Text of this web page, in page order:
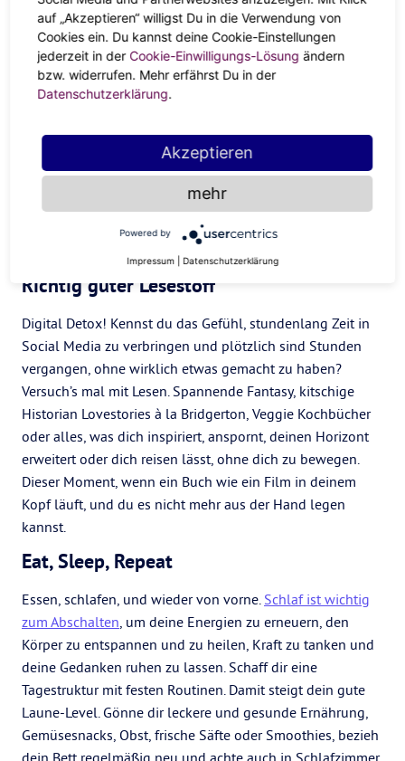
Dieses Gefühl, wenn jemand für dich da ist. Gib es weiter!
Vielleicht hast du Lust auf Volunteering in der
Suppenküche, der Kleiderkammer oder dem Kältebus zu
helfen, in deiner Familie jemandem mehr Zeit zu geben,
zu übernehmen, jemandem vorzulesen oder beim
Spazierengehen zu begleiten oder einfach nur zuzuhören?
In vielen Geschäften kann man besonders jetzt
Lebensmittel oder Hygieneprodukte, Spenden bei den
Tafeln oder bei Initiativen in der Nachbarschaft abgeben.
Helfen macht glücklich. Probier’s aus!
Richtig guter Lesestoff
Digital Detox! Kennst du das Gefühl, stundenlang Zeit in
Social Media zu verbringen und plötzlich sind Stunden
vergangen, ohne wirklich etwas gemacht zu haben?
Versuch’s mal mit Lesen. Spannende Fantasy, kitschige
Historian Lovestories à la Bridgerton, Veggie Kochbücher
oder alles, was dich inspiriert, anspornt, deinen Horizont
erweitert oder dich reisen lässt, ohne dich zu bewegen.
Dieser Moment, wenn ein Buch wie ein Film in deinem
Kopf läuft, und du es nicht mehr aus der Hand legen
kannst.
Eat, Sleep, Repeat
Essen, schlafen, und wieder von vorne. Schlaf ist wichtig
zum Abschalten, um deine Energien zu erneuern, den
Körper zu entspannen und zu heilen, Kraft zu tanken und
deine Gedanken ruhen zu lassen. Schaff dir eine
Tagestruktur mit festen Routinen. Damit steigt dein gute
Laune-Level. Gönne dir leckere und gesunde Ernährung,
Gemüsesnacks, Obst, frische Säfte oder Smoothies, bezieh
dein Bett regelmäßig neu und achte auch in Schlafzimmer
auf „Akzeptieren“ willigst Du in die Verwendung von
Cookies ein. Du kannst deine Cookie-Einstellungen
jederzeit in der Cookie-Einwilligungs-Lösung ändern
bzw. widerrufen. Mehr erfährst Du in der
Datenschutzerklärung.
Akzeptieren
mehr
Powered by
Impressum Datenschutzerklärung